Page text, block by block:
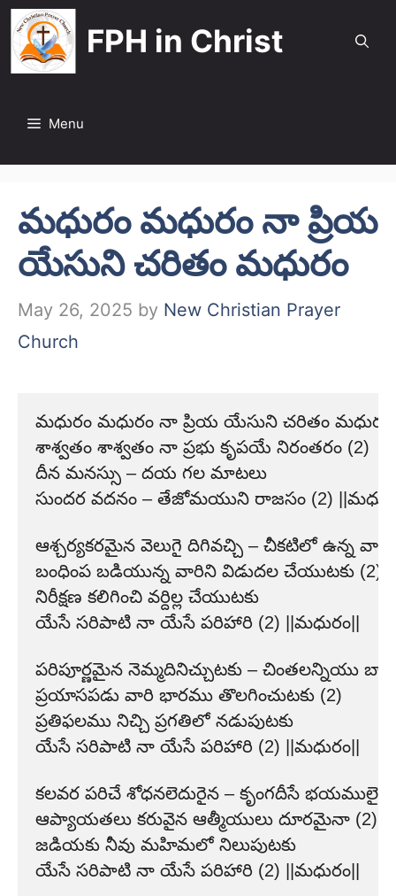
Skip
to
content
FPH in Christ
Menu
మధురం మధురం నా ప్రియ
యేసుని చరితం మధురం
May 26, 2025 by New Christian Prayer
Church
మధురం మధురం నా ప్రియ యేసుని చరితం మధురం
శాశ్వతం శాశ్వతం నా ప్రభు కృపయే నిరంతరం (2)
దీన మనస్సు – దయ గల మాటలు
సుందర వదనం – తేజోమయుని రాజసం (2)
ఆశ్చర్యకరమైన వెలుగై దిగివచ్చి – చీకటిలో ఉన్న
బంధింప బడియున్న వారిని విడుదల చేయుటకు (2)
నిరీక్షణ కలిగించి వర్దిల్ల చేయుటకు
యేసే సరిపాటి నా యేసే పరిహారి (2) ||మధురం||
పరిపూర్ణమైన నెమ్మదినిచ్చుటకు – చింతలన్నియు
ప్రయాసపడు వారి భారము తొలగించుటకు (2)
ప్రతిఫలము నిచ్చి ప్రగతిలో నడుపుటకు
యేసే సరిపాటి నా యేసే పరిహారి (2) ||మధురం||
కలవర పరిచే శోధనలెదురైన – కృంగదీసే
ఆప్యాయతలు కరువైన ఆత్మీయులు దూరమైనా (2)
జడియకు నీవు మహిమలో నిలుపుటకు
యేసే సరిపాటి నా యేసే పరిహారి (2) ||మధురం||